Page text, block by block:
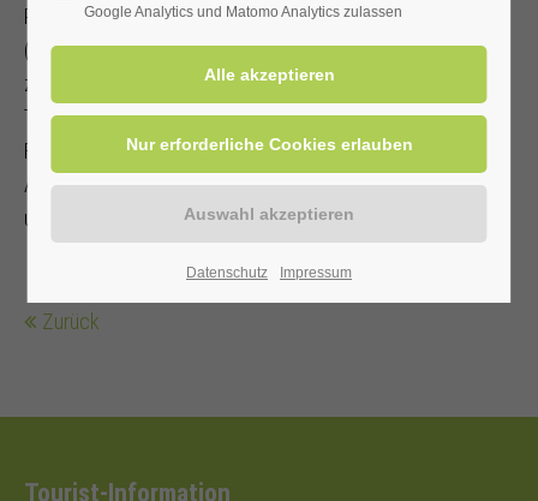
Radwanderung mit dem Sauerländischen Gebirgsverein
(Streckenlänge 35-50 km)
zwischendurch Einkehr. Ende ca. 18.00 Uhr, Jeder
Teilnehmer sorgt für ein verkehrssicheres
Fahrrad mit Ersatzschlauch, Schloss und Werkzeug.
Angepasste Kleidung, Regenschutz
und Fahrradhelm werden empfohlen.
Zurück
Tourist-Information
Google Analytics und Matomo Analytics zulassen
Datenschutz Impressum